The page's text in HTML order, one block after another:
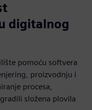
digitalnog
pomoću softvera
proizvodnju i
procesa,
složena plovila